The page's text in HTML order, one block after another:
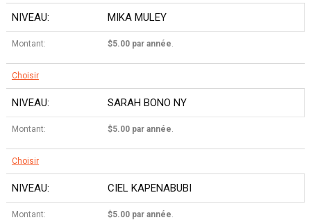
MIKA MULEY
$5.00 par année.
Choisir
SARAH BONO NY
$5.00 par année.
Choisir
CIEL KAPENABUBI
$5.00 par année.